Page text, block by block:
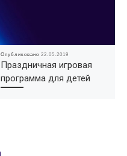
Опубликовано22.05.2019
Праздничная игровая
программа для детей